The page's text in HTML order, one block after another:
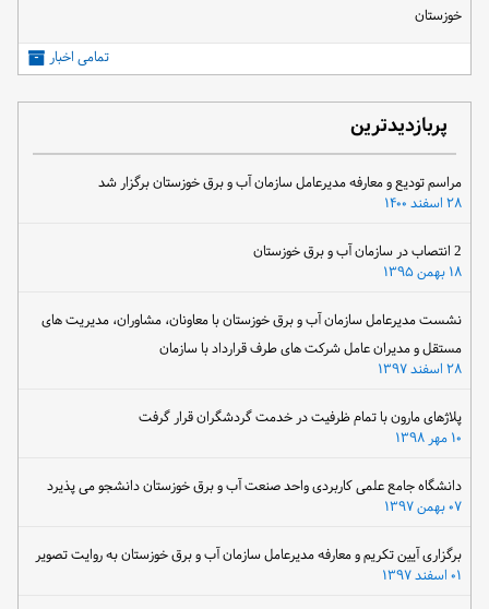
خوزستان
تمامی اخبار
پربازدیدترین
مراسم تودیع و معارفه مدیرعامل سازمان آب و برق خوزستان برگزار شد
۲۸ اسفند ۱۴۰۰
۱۸ بهمن ۱۳۹۵
نشست مدیرعامل سازمان آب و برق خوزستان با معاونان، مشاوران، مدیریت های
مستقل و مدیران عامل شرکت های طرف قرارداد با سازمان
۲۸ اسفند ۱۳۹۷
پلاژهای مارون با تمام ظرفیت در خدمت گردشگران قرار گرفت
دانشگاه جامع علمی کاربردی واحد صنعت آب و برق خوزستان دانشجو می پذیرد
۰۷ بهمن ۱۳۹۷
برگزاری آیین تکریم و معارفه مدیرعامل سازمان آب و برق خوزستان به روایت تصویر